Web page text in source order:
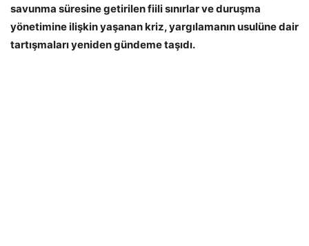
savunma süresine getirilen fiili sınırlar ve duruşma
yönetimine ilişkin yaşanan kriz, yargılamanın usulüne dair
tartışmaları yeniden gündeme taşıdı.